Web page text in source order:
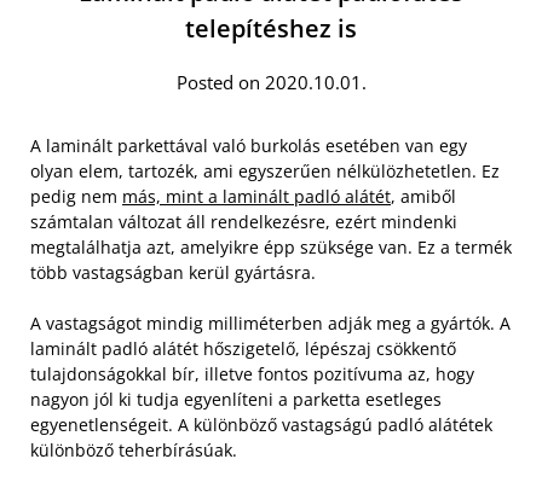
telepítéshez is
Posted on 2020.10.01.
A laminált parkettával való burkolás esetében van egy
olyan elem, tartozék, ami egyszerűen nélkülözhetetlen. Ez
pedig nem más, mint a laminált padló alátét, amiből
számtalan változat áll rendelkezésre, ezért mindenki
megtalálhatja azt, amelyikre épp szüksége van. Ez a termék
több vastagságban kerül gyártásra.
A vastagságot mindig milliméterben adják meg a gyártók. A
laminált padló alátét hőszigetelő, lépészaj csökkentő
tulajdonságokkal bír, illetve fontos pozitívuma az, hogy
nagyon jól ki tudja egyenlíteni a parketta esetleges
egyenetlenségeit. A különböző vastagságú padló alátétek
különböző teherbírásúak.